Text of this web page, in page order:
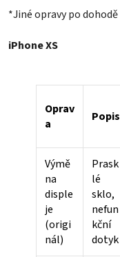
*Jiné opravy po dohodě
iPhone XS
Oprav
a
Popis
Výmě
na
disple
je
(origi
nál)
Prask
lé
sklo,
nefun
kční
dotyk